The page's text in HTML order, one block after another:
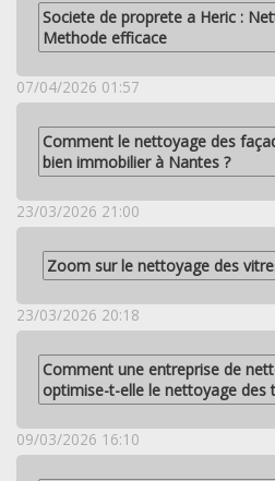
Societe de proprete a Heric :
Methode efficace
07/04/2026 01:57
Comment le nettoyage des
bien immobilier à Nantes ?
23/03/2026 21:00
Zoom sur le nettoyage des
23/03/2026 20:18
Comment une entreprise de
optimise-t-elle le nettoyage des
09/03/2026 16:10